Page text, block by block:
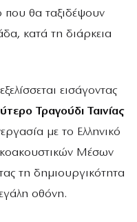
που θα ταξιδέψουν
κατά τη διάρκεια
εισάγοντας
Τραγούδι Ταινίας
με το Ελληνικό
Μέσων
τη δημιουργικότητα
οθόνη.